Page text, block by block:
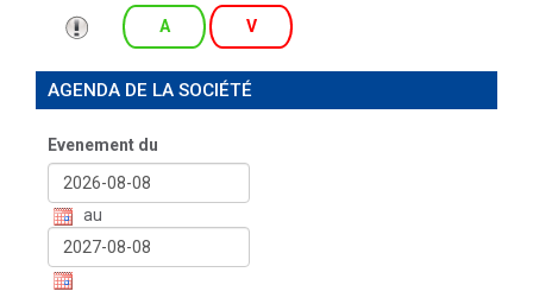
A V
AGENDA DE LA SOCIÉTÉ
Evenement du
au